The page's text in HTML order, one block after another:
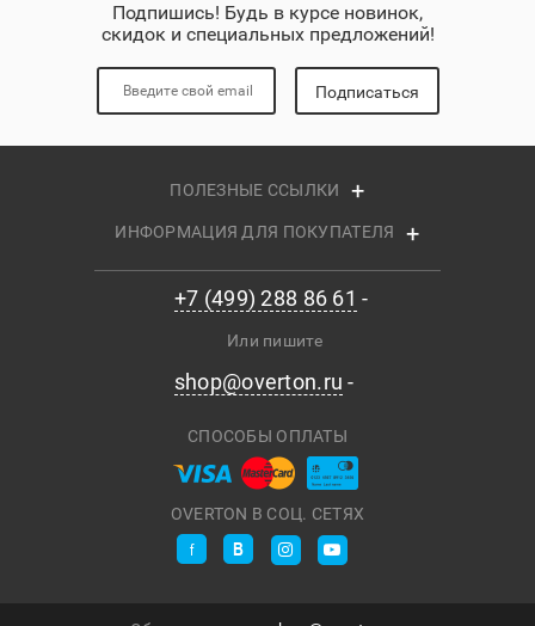
Подпишись! Будь в курсе новинок,
скидок и специальных предложений!
Подписаться
ПОЛЕЗНЫЕ ССЫЛКИ
ИНФОРМАЦИЯ ДЛЯ ПОКУПАТЕЛЯ
+7 (499) 288 86 61
Или пишите
shop@overton.ru
OVERTON В СОЦ. СЕТЯХ
СПОСОБЫ ОПЛАТЫ